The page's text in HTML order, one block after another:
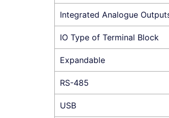
Integrated Analogue
IO Type of Terminal Block
Expandable
RS-485
USB